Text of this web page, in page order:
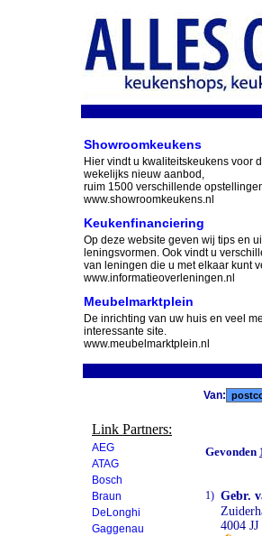
Showroomkeukens
Hier vindt u kwaliteitskeukens voor
wekelijks nieuw aanbod,
ruim 1500 verschillende
www.showroomkeukens.nl
Keukenfinanciering
Op deze website geven wij tips en
leningsvormen. Ook vindt u
van leningen die u met elkaar kunt
www.informatieoverleningen.nl
Meubelmarktplein
De inrichting van uw huis en veel
interessante site.
www.meubelmarktplein.nl
Link Partners:
AEG
ATAG
Bosch
Braun
DeLonghi
Gaggenau
Van:
Gevonden
1) Gebr.
4004